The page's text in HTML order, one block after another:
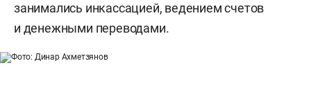
занимались инкассацией, ведением счетов
и денежными переводами.